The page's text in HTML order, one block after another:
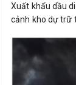
Xuất khẩu dầu
cảnh kho dự trữ